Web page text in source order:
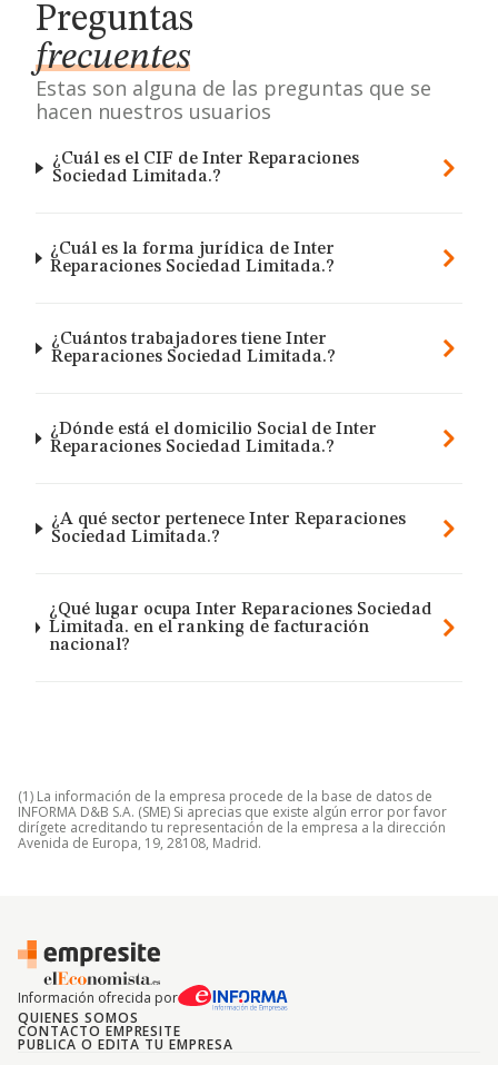
Preguntas
frecuentes
Estas son alguna de las preguntas que se
hacen nuestros usuarios
¿Cuál es el CIF de Inter Reparaciones
Sociedad Limitada.?
¿Cuál es la forma jurídica de Inter
Reparaciones Sociedad Limitada.?
¿Cuántos trabajadores tiene Inter
Reparaciones Sociedad Limitada.?
¿Dónde está el domicilio Social de Inter
Reparaciones Sociedad Limitada.?
¿A qué sector pertenece Inter Reparaciones
Sociedad Limitada.?
¿Qué lugar ocupa Inter Reparaciones Sociedad
Limitada. en el ranking de facturación
nacional?
(1) La información de la empresa procede de la base de datos de
INFORMA D&B S.A. (SME) Si aprecias que existe algún error por favor
dirígete acreditando tu representación de la empresa a la dirección
Avenida de Europa, 19, 28108, Madrid.
Información ofrecida por
QUIENES SOMOS
CONTACTO EMPRESITE
PUBLICA O EDITA TU EMPRESA